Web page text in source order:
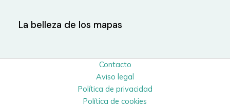
La belleza de los mapas
Contacto
Aviso legal
Política de privacidad
Política de cookies